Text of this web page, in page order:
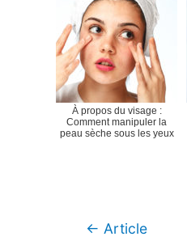
À propos du visage :
Comment manipuler la
peau sèche sous les yeux
Navigation
← Article